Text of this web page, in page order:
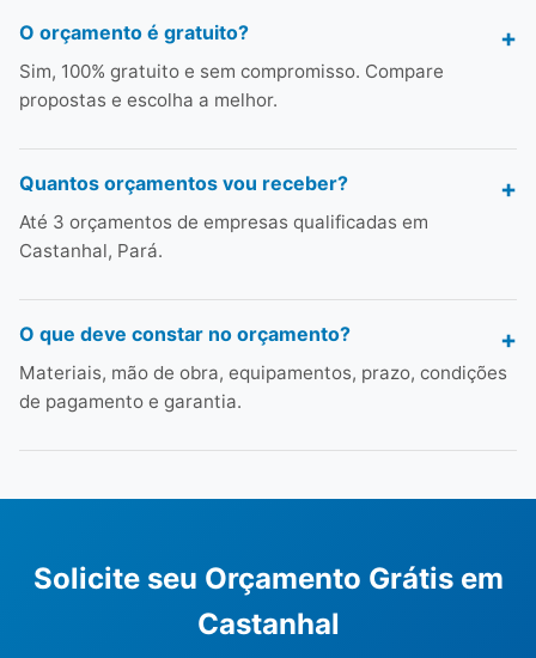
O orçamento é gratuito?
Sim, 100% gratuito e sem compromisso. Compare
propostas e escolha a melhor.
Quantos orçamentos vou receber?
Até 3 orçamentos de empresas qualificadas em
Castanhal, Pará.
O que deve constar no orçamento?
Materiais, mão de obra, equipamentos, prazo, condições
de pagamento e garantia.
Solicite seu Orçamento Grátis em
Castanhal